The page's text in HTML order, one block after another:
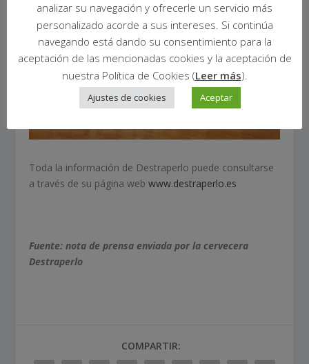
Toda la información de Destraperlo puede consultarse
a través de su página webwww.destraperlo.es
Fuente: nota de prensa enviada por la cervecera
Destraperlo
COMPARTIR:
analizar su navegación y ofrecerle un servicio más
personalizado acorde a sus intereses. Si continúa
navegando está dando su consentimiento para la
aceptación de las mencionadas cookies y la aceptación de
nuestra Política de Cookies (Leer más).
Ajustes de cookies Aceptar